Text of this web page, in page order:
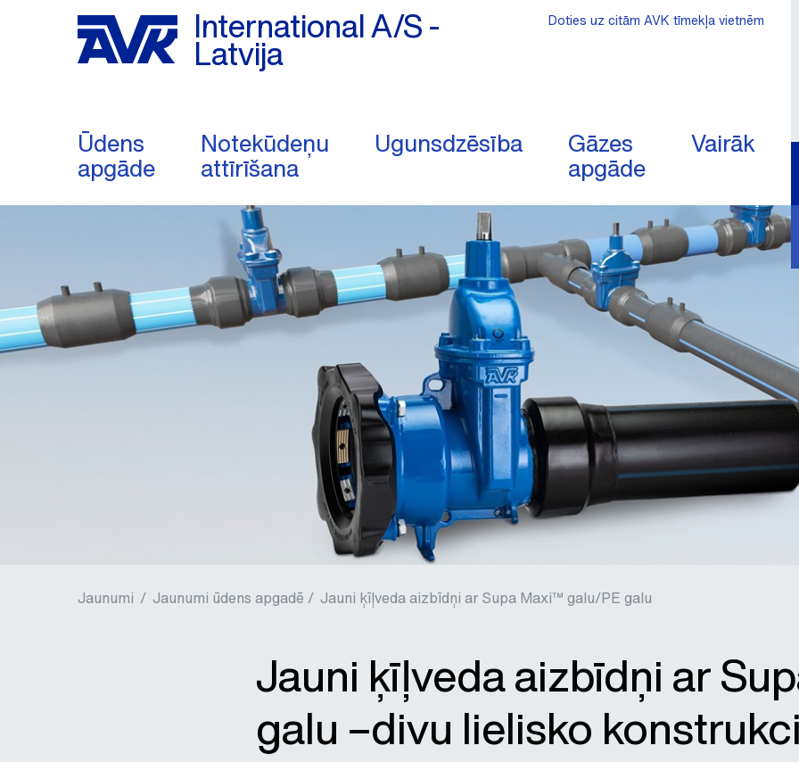
International A/S -
Latvija
Ūdens
apgāde
Notekūdeņu
attīrīšana
Ugunsdzēsība Gāzes
apgāde
Vairāk
Doties uz citām AVK tīmekļa vietnēm
Jaunumi / Jaunumi ūdens apgadē / Jauni ķīļveda aizbīdņi ar Supa Maxi™ galu/PE galu
Jauni ķīļveda aizbīdņi ar
galu –divu lielisko